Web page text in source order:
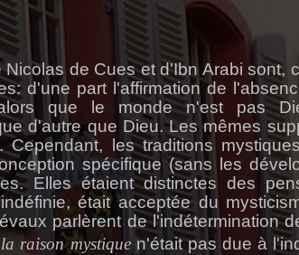
de Cues et d'Ibn Arabi sont,
d'une part l'affirmation de
que le monde n'est pas
d'autre que Dieu. Les mêmes
Cependant, les traditions
spécifique (sans les
Elles étaient distinctes des
était acceptée du
parlèrent de l'indétermination
raison mystiquen'était pas due à